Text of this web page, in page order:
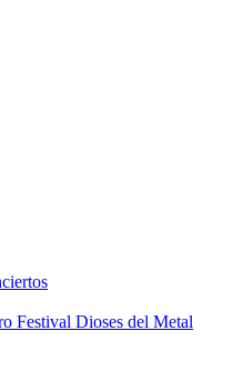
Festival Dioses del Metal